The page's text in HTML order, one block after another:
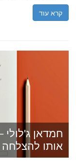
קרא עוד
חמדאן
אותו להצלחה